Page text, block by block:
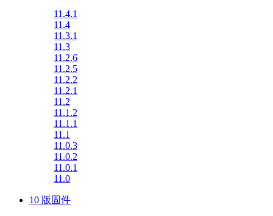
11.4.1
11.4
11.3.1
11.3
11.2.6
11.2.5
11.2.2
11.2.1
11.2
11.1.2
11.1.1
11.1
11.0.3
11.0.2
11.0.1
11.0
10 版固件